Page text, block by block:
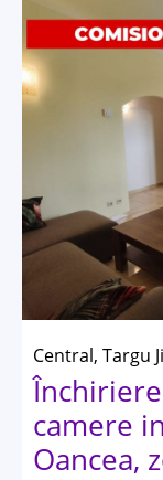
Central, Targu
camere
Oancea,